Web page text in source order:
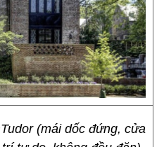
(mái dốc đứng, cửa